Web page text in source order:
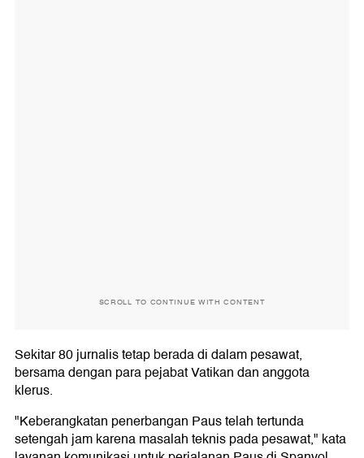
SCROLL TO CONTINUE WITH CONTENT
Sekitar 80 jurnalis tetap berada di dalam pesawat,
bersama dengan para pejabat Vatikan dan anggota
klerus.
"Keberangkatan penerbangan Paus telah tertunda
setengah jam karena masalah teknis pada pesawat," kata